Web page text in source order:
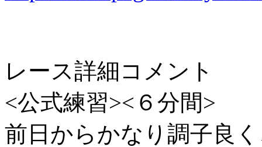
レース詳細コメント
<公式練習><６分間>
前日からかなり調子良